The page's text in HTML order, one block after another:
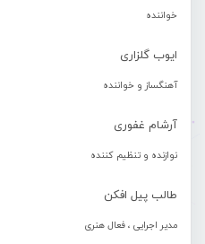
خواننده
ایوب گلزاری
آهنگساز و خواننده
آرشام غفوری
نوازنده و تنظیم کننده
طالب پیل افکن
مدیر اجرایی ، فعال هنری